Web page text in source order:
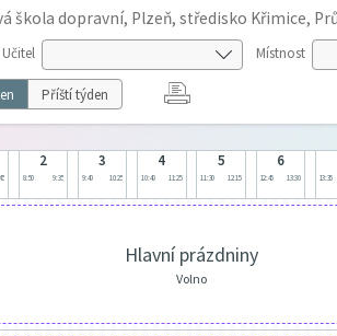
škola dopravní, Plzeň, středisko Křimice,
Učitel Místnost
Příští týden
2
8:50 9:35
3
9:40 10:25
4
10:40 11:25
5
11:30 12:15
6
12:45 13:30 13:35
Hlavní prázdniny
Volno